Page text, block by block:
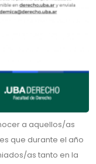
a aquellos/as
que durante el año
as tanto en la